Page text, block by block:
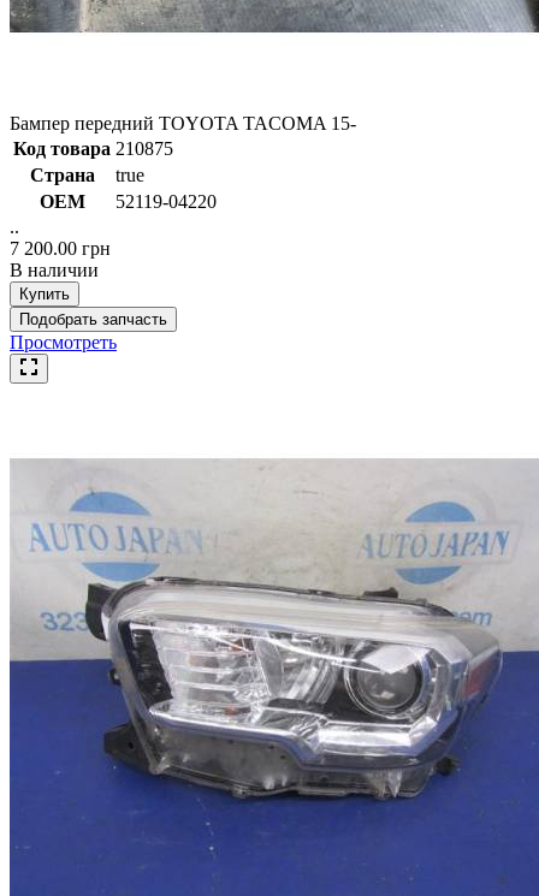
Бампер передний TOYOTA TACOMA 15-
Код товара 210875
Страна
true
ОЕМ
52119-04220
..
7 200.00 грн
В наличии
Купить
Подобрать запчасть
Просмотреть